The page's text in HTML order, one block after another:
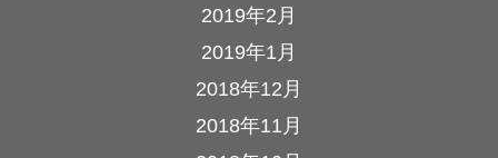
2019年2月
2019年1月
2018年12月
2018年11月